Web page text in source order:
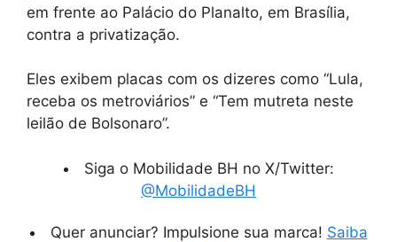
em frente ao Palácio do Planalto, em Brasília,
contra a privatização.
Eles exibem placas com os dizeres como “Lula,
receba os metroviários” e “Tem mutreta neste
leilão de Bolsonaro”.
Siga o Mobilidade BH no X/Twitter:
@MobilidadeBH
Quer anunciar? Impulsione sua marca! Saiba